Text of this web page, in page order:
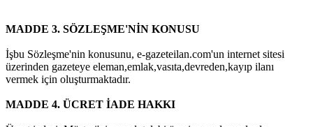
MADDE 3. SÖZLEŞME'NİN KONUSU
İşbu Sözleşme'nin konusunu, e-gazeteilan.com'un internet sitesi
üzerinden gazeteye eleman,emlak,vasıta,devreden,kayıp ilanı
vermek için oluşturmaktadır.
MADDE 4. ÜCRET İADE HAKKI